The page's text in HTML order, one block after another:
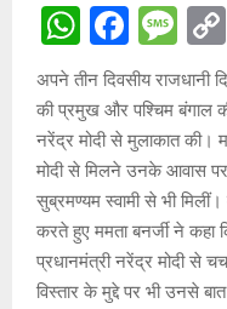
W
h
at
s
A
p
p
F
a
ce
b
o
o
k
M
es
s
a
g
e
अपने तीन दिवसीय राजधानी
की प्रमुख और पश्चिम बंगाल
नरेंद्र मोदी से मुलाकात की।
मोदी से मिलने उनके आवास
सुब्रमण्यम स्वामी से भी
करते हुए ममता बनर्जी ने
प्रधानमंत्री नरेंद्र मोदी से
विस्तार के मुद्दे पर भी उनसे